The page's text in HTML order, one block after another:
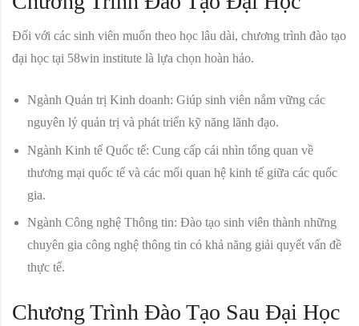
Đối với các sinh viên muốn theo học lâu dài, chương trình đào tạo
đại học tại 58win institute là lựa chọn hoàn hảo.
Ngành Quản trị Kinh doanh: Giúp sinh viên nắm vững các
nguyên lý quản trị và phát triển kỹ năng lãnh đạo.
Ngành Kinh tế Quốc tế: Cung cấp cái nhìn tổng quan về
thương mại quốc tế và các mối quan hệ kinh tế giữa các quốc
gia.
Ngành Công nghệ Thông tin: Đào tạo sinh viên thành những
chuyên gia công nghệ thông tin có khả năng giải quyết vấn đề
thực tế.
Chương Trình Đào Tạo Sau Đại Học